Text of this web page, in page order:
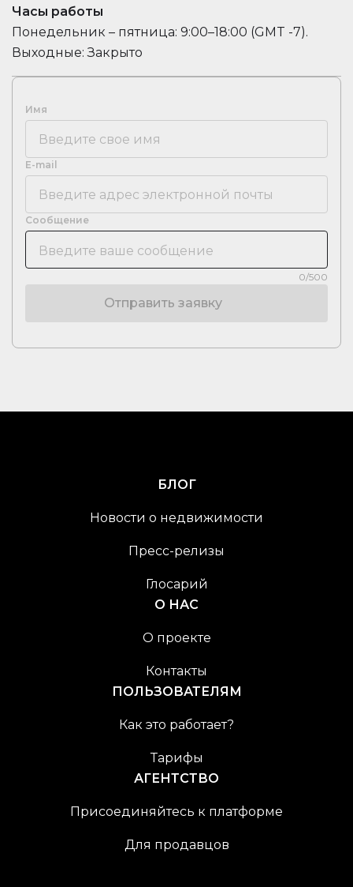
Часы работы
Понедельник – пятница: 9:00–18:00 (GMT -7).
Выходные: Закрыто
Имя
E-mail
Сообщение
0/500
Отправить заявку
БЛОГ
Новости о недвижимости
Пресс-релизы
Глосарий
О НАС
О проекте
Контакты
ПОЛЬЗОВАТЕЛЯМ
Как это работает?
Тарифы
АГЕНТСТВО
Присоединяйтесь к платформе
Для продавцов